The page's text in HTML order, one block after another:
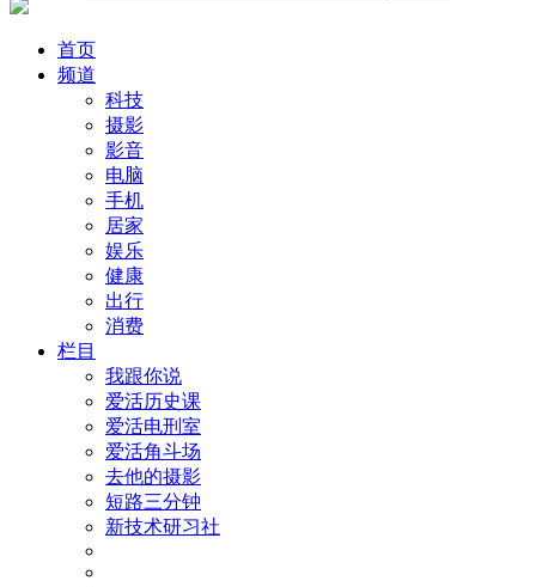
首页
频道
科技
摄影
影音
电脑
手机
居家
娱乐
健康
出行
消费
栏目
我跟你说
爱活历史课
爱活电刑室
爱活角斗场
去他的摄影
短路三分钟
新技术研习社